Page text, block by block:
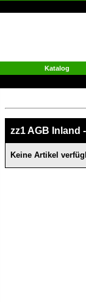
Katalog
zz1 AGB Inland
Keine Artikel